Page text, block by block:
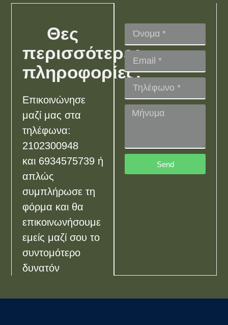
Θες
περισσότερες
πληροφορίες;
Επικοινώνησε
μαζί μας στα
τηλέφωνα:
2102300948
και 6934575739ή
απλώς
συμπλήρωσε τη
φόρμα και θα
επικοινωνήσουμε
εμείς μαζί σου το
συντομότερο
δυνατόν
Send